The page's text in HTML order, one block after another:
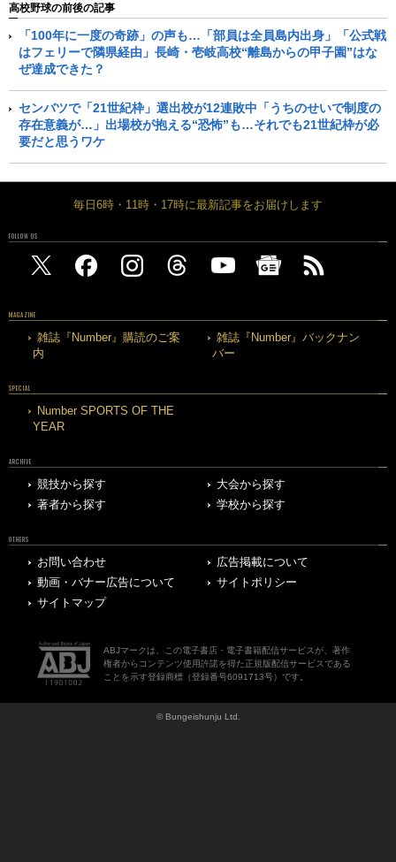
高校野球の前後の記事
「100年に一度の奇跡」の声も…「部員は全員島内出身」「公式戦
はフェリーで隣県経由」長崎・壱岐高校“離島からの甲子園”はな
ぜ達成できた？
センバツで「21世紀枠」選出校が12連敗中「うちのせいで制度の
存在意義が…」出場校が抱える“恐怖”も…それでも21世紀枠が必
要だと思うワケ
毎日6時・11時・17時に最新記事をお届けします
FOLLOW US
MAGAZINE
雑誌『Number』購読のご案
内
雑誌『Number』バックナン
バー
SPECIAL
Number SPORTS OF THE
YEAR
ARCHIVE
競技から探す
大会から探す
著者から探す
学校から探す
OTHERS
お問い合わせ
広告掲載について
動画・バナー広告について
サイトポリシー
サイトマップ
ABJマークは、この電子書店・電子書籍配信サービスが、著作
権者からコンテンツ使用許諾を得た正規版配信サービスである
ことを示す登録商標（登録番号6091713号）です。
© Bungeishunju Ltd.